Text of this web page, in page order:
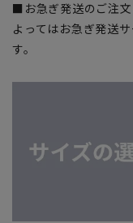
■お急ぎ発送のご注
よってはお急ぎ発送
す。